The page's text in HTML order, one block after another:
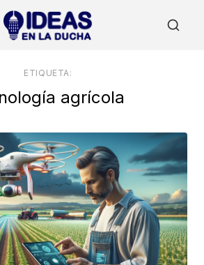
ETIQUETA:
agrícola